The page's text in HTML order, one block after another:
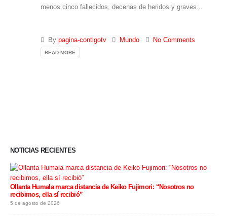
menos cinco fallecidos, decenas de heridos y graves...
By pagina-contigotv Mundo No Comments
READ MORE
NOTICIAS RECIENTES
Ollanta Humala marca distancia de Keiko Fujimori: “Nosotros no
recibimos, ella sí recibió”
5 de agosto de 2026